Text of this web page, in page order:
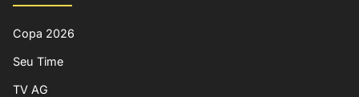
Copa 2026
Seu Time
TV AG